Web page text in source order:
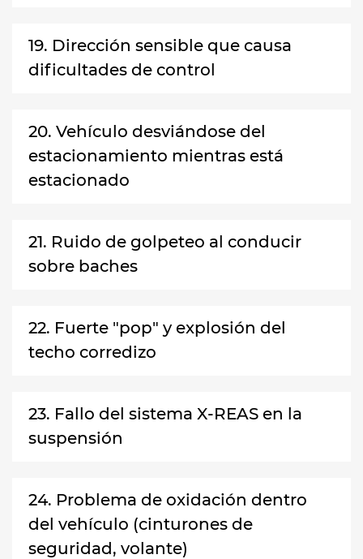
19. Dirección sensible que causa
dificultades de control
20. Vehículo desviándose del
estacionamiento mientras está
estacionado
21. Ruido de golpeteo al conducir
sobre baches
22. Fuerte "pop" y explosión del
techo corredizo
23. Fallo del sistema X-REAS en la
suspensión
24. Problema de oxidación dentro
del vehículo (cinturones de
seguridad, volante)